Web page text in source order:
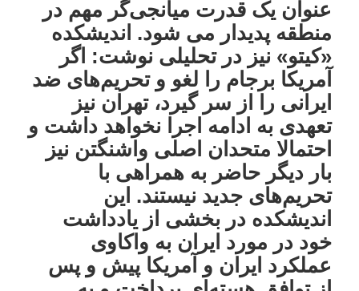
عنوان یک قدرت میانجی‌گر مهم در
منطقه پدیدار می شود. اندیشکده
«کیتو» نیز در تحلیلی نوشت: اگر
آمریکا برجام را لغو و تحریم‌های ضد
ایرانی را از سر گیرد، تهران نیز
تعهدی به ادامه اجرا نخواهد داشت و
احتمالا متحدان اصلی واشنگتن نیز
بار دیگر حاضر به همراهی با
تحریم‌های جدید نیستند. این
اندیشکده در بخشی از یادداشت
خود در مورد ایران به واکاوی
عملکرد ایران و آمریکا پیش و پس